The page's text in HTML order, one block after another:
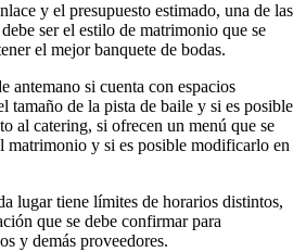
y el presupuesto estimado, una de las
ser el estilo de matrimonio que se
el mejor banquete de bodas.
antemano si cuenta con espacios
tamaño de la pista de baile y si es posible
al catering, si ofrecen un menú que se
matrimonio y si es posible modificarlo en
lugar tiene límites de horarios distintos,
que se debe confirmar para
y demás proveedores.